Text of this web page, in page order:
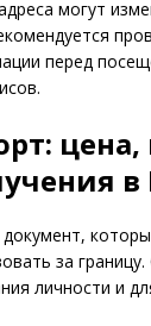
могут
перед
в
за
личности и